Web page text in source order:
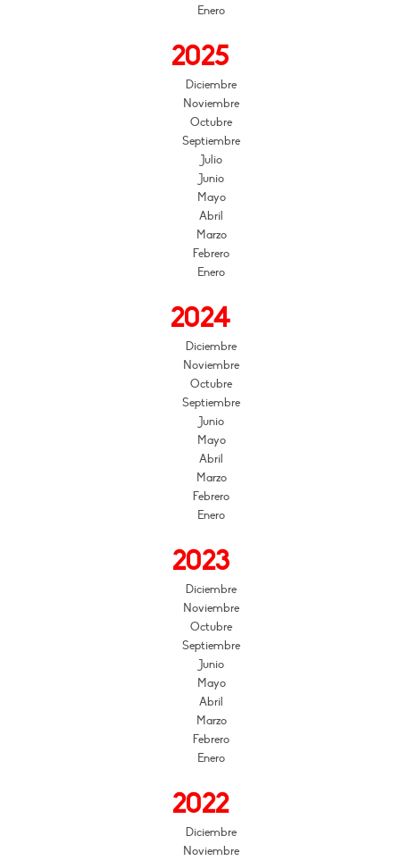
Enero
2025
Diciembre
Noviembre
Octubre
Septiembre
Julio
Junio
Mayo
Abril
Marzo
Febrero
Enero
2024
Diciembre
Noviembre
Octubre
Septiembre
Junio
Mayo
Abril
Marzo
Febrero
Enero
2023
Diciembre
Noviembre
Octubre
Septiembre
Junio
Mayo
Abril
Marzo
Febrero
Enero
2022
Diciembre
Noviembre